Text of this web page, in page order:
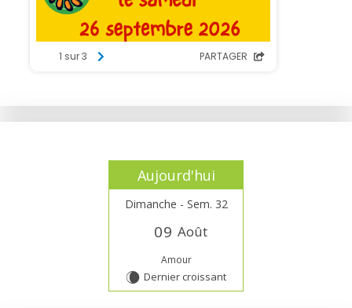
Aujourd'hui
Dimanche - Sem. 32
09 Août
Amour
W Dernier croissant